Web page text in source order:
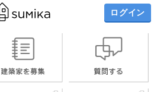
ログイン